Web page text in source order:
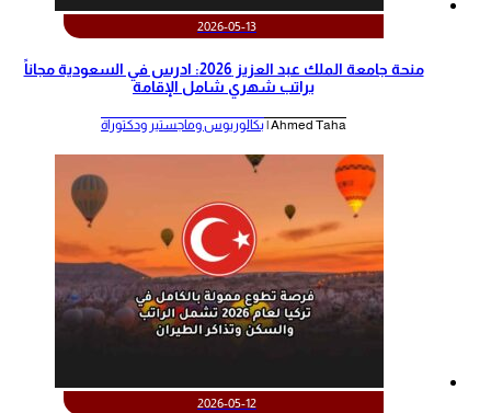
2026-05-13
منحة جامعة الملك عبد العزيز 2026: ادرس في السعودية مجاناً
براتب شهري شامل الإقامة
Ahmed Taha | بكالوريوس وماجستير ودكتوراة
2026-05-12